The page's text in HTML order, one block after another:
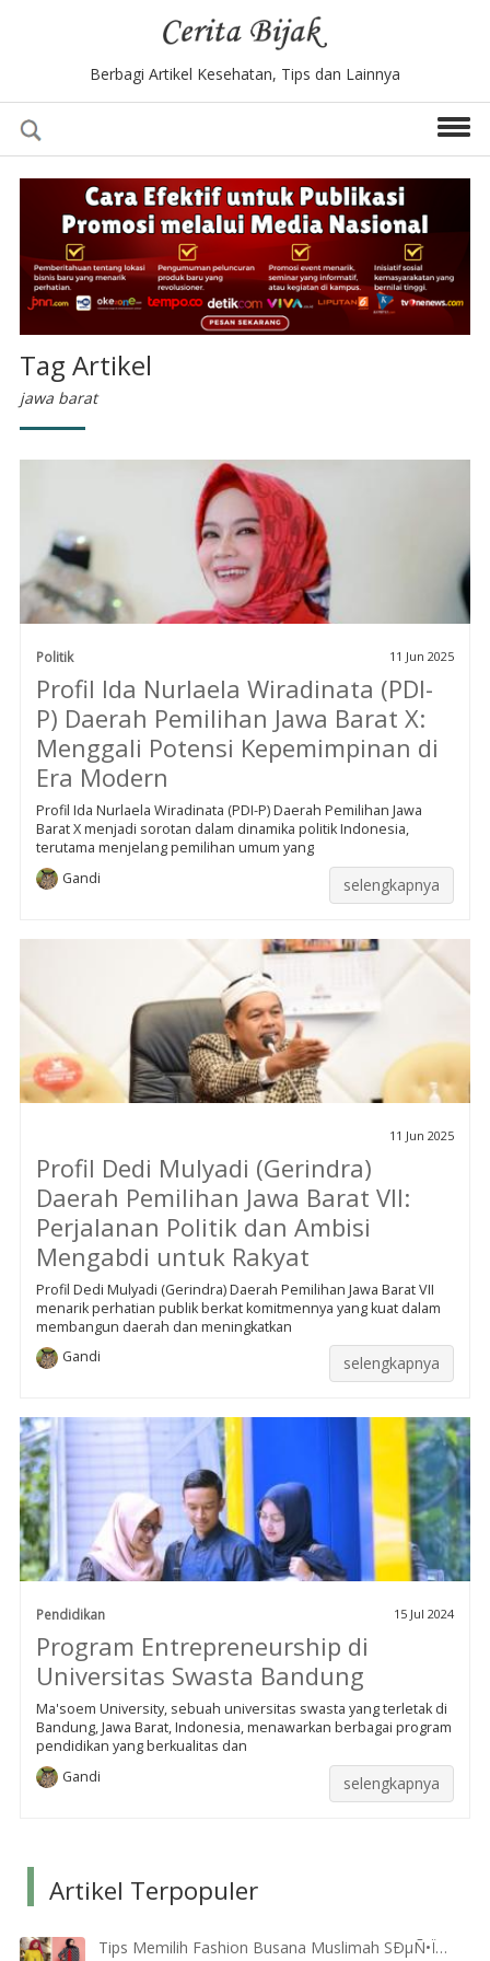
Berbagi Artikel Kesehatan, Tips dan Lainnya
Tag Artikel
jawa barat
Politik 11 Jun 2025
Profil Ida Nurlaela Wiradinata (PDI-
P) Daerah Pemilihan Jawa Barat X:
Menggali Potensi Kepemimpinan di
Era Modern
Profil Ida Nurlaela Wiradinata (PDI-P) Daerah Pemilihan Jawa
Barat X menjadi sorotan dalam dinamika politik Indonesia,
terutama menjelang pemilihan umum yang
Gandi
selengkapnya
11 Jun 2025
Profil Dedi Mulyadi (Gerindra)
Daerah Pemilihan Jawa Barat VII:
Perjalanan Politik dan Ambisi
Mengabdi untuk Rakyat
Profil Dedi Mulyadi (Gerindra) Daerah Pemilihan Jawa Barat VII
menarik perhatian publik berkat komitmennya yang kuat dalam
membangun daerah dan meningkatkan
Gandi
selengkapnya
Pendidikan 15 Jul 2024
Program Entrepreneurship di
Universitas Swasta Bandung
Ma'soem University, sebuah universitas swasta yang terletak di
Bandung, Jawa Barat, Indonesia, menawarkan berbagai program
pendidikan yang berkualitas dan
Gandi
selengkapnya
Artikel Terpopuler
Tips Memilih Fashion Busana Muslimah SÐµÑ•Ï…